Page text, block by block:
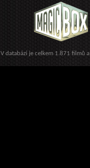
V databázi je celkem 1.871 filmů